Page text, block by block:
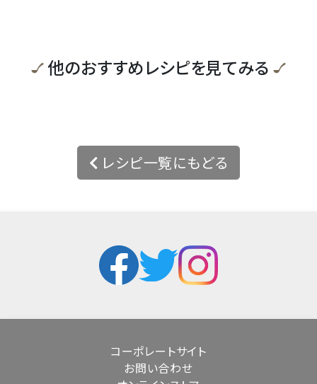
他のおすすめレシピを見てみる
レシピ一覧にもどる
コーポレートサイト
お問い合わせ